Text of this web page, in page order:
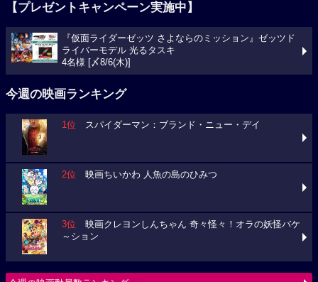
【プレゼントキャンペーン実施中】
『仮面ライダーゼッツ さよならのミッション』ゼッツド
ライバーモデル 光るタスキ
4名様 [〆8/6(木)]
今週の映画ランキング
1位 スパイダーマン：ブランド・ニュー・デイ
2位 映画ちいかわ 人魚の島のひみつ
3位 映画クレヨンしんちゃん 奇々怪々！オラの妖怪バケ
～ション